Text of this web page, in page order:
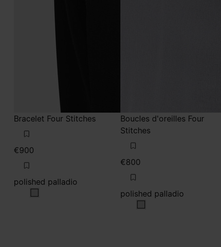
Bracelet Four Stitches
€900
polished palladio
polished palladio
Boucles d'oreilles Four
Stitches
€800
polished palladio
polished palladio